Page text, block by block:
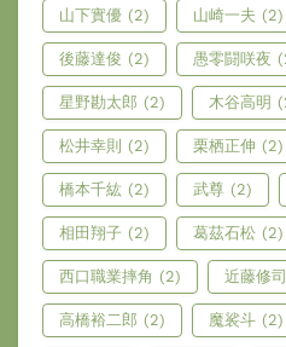
山下實優 (2) 山崎一夫 (2)
後藤達俊 (2) 愚零闘咲夜
星野勘太郎 (2) 木谷高明
松井幸則 (2) 栗栖正伸 (2)
橋本千紘 (2) 武尊 (2)
相田翔子 (2) 葛茲石松 (2)
西口職業摔角 (2) 近藤修司
高橋裕二郎 (2) 魔裟斗 (2)